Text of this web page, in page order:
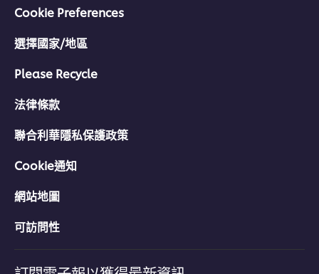
Cookie Preferences
選擇國家/地區
Please Recycle
法律條款
聯合利華隱私保護政策
Cookie通知
網站地圖
可訪問性